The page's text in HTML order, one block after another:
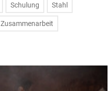
Schulung Stahl
Zusammenarbeit